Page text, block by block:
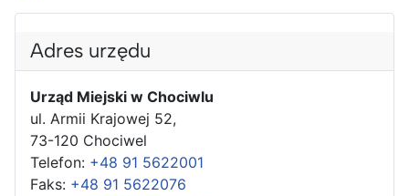
Adres urzędu
Urząd Miejski w Chociwlu
ul. Armii Krajowej 52,
73-120 Chociwel
Telefon: +48 91 5622001
Faks: +48 91 5622076